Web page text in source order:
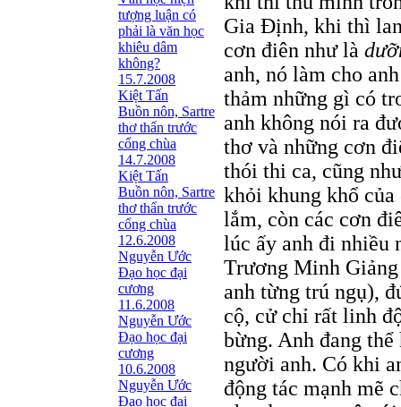
tượng luận có
phải là văn học
khiêu dâm
không?
15.7.2008
Kiệt Tấn
Buồn nôn, Sartre
thơ thẩn trước
cổng chùa
14.7.2008
Kiệt Tấn
Buồn nôn, Sartre
thơ thẩn trước
cổng chùa
12.6.2008
Nguyễn Ước
Ðạo học đại
cương
11.6.2008
Nguyễn Ước
Ðạo học đại
cương
10.6.2008
Nguyễn Ước
Ðạo học đại
Gia Ðịnh, khi thì
cơn điên như là
anh, nó làm cho
thảm những gì có
anh không nói ra
thơ và những cơn
thói thi ca, cũng
khỏi khung khổ
lắm, còn các cơn
lúc ấy anh đi nhiều
Trương Minh
anh từng trú ngụ),
cộ, cử chỉ rất linh
bừng. Anh đang
người anh. Có khi
động tác mạnh mẽ